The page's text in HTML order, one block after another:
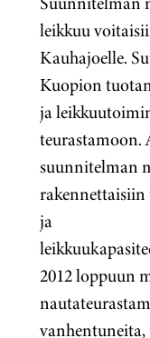
leikkuu
Kauhajoelle.
Kuopion
ja
suunnitelman
ja
2012 loppuun